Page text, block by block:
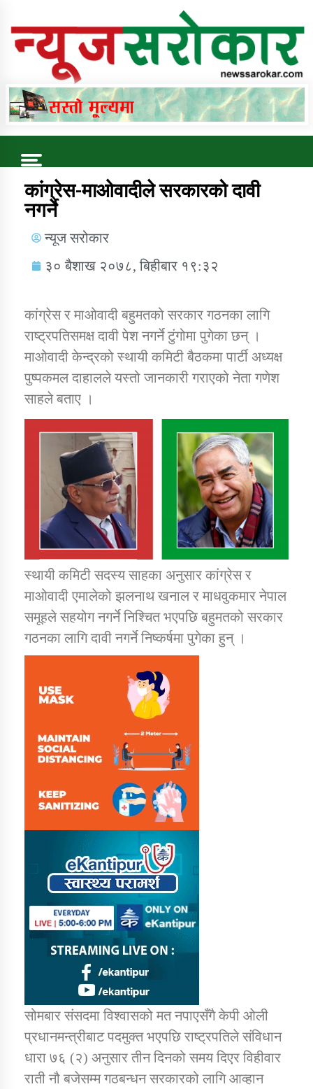
Online News Portal
Trending Now
कुषि बिकास कार्यालय जुम्ला सुचना सन्देश
डिभिजन कार्यालय जुम्लाको सुचना सन्देश
कर्णाली प्रविधि शिक्षालय जुम्लाको सुचना
सामाजिक बिकास कार्यालय जुम्लाकाे सुचना
कार्यक्रम कार्यान्वयन एकाई जुम्लाको सुचना
कर्णाली प्राविधि शिक्षालय जुम्लाको सुचना
तातोपानी गाउँपालिकाको न्यायिक समिति सम्बन्धी सन्देश
तातोपानी गाउँपालिका जुम्लाको महिला तथा लैङ्गिक हिंसा
सम्बन्धी सूचना सन्देश
तातोपानी गाउँपालिका जुम्लाको महिनावारी सम्बन्धिकाे
सन्देश
तातोपानी गाउँपालिका जुम्लाको बालविवाह सन्देश
कांग्रेस-माओवादीले सरकारको दावी
नगर्ने
न्यूज सरोकार
३० बैशाख २०७८, बिहीबार १९:३२
कांग्रेस र माओवादी बहुमतको सरकार गठनका लागि
राष्ट्रपतिसमक्ष दावी पेश नगर्ने टुंगोमा पुगेका छन् ।
माओवादी केन्द्रको स्थायी कमिटी बैठकमा पार्टी अध्यक्ष
पुष्पकमल दाहालले यस्तो जानकारी गराएको नेता गणेश
साहले बताए ।
स्थायी कमिटी सदस्य साहका अनुसार कांग्रेस र
माओवादी एमालेको झलनाथ खनाल र माधवुकमार नेपाल
समूहले सहयोग नगर्ने निश्चित भएपछि बहुमतको सरकार
गठनका लागि दावी नगर्ने निष्कर्षमा पुगेका हुन् ।
सोमबार संसदमा विश्वासको मत नपाएसँगै केपी ओली
प्रधानमन्त्रीबाट पदमुक्त भएपछि राष्ट्रपतिले संविधान
धारा ७६ (२) अनुसार तीन दिनको समय दिएर विहीवार
राती नौ बजेसम्म गठबन्धन सरकारको लागि आव्हान